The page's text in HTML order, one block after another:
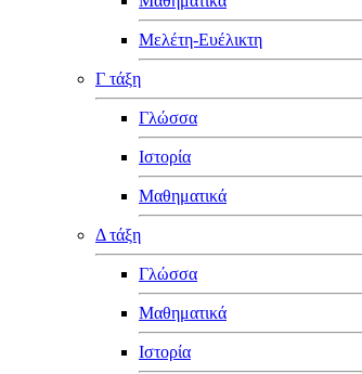
Μελέτη-Ευέλικτη
Γ τάξη
Γλώσσα
Ιστορία
Μαθηματικά
Δ τάξη
Γλώσσα
Μαθηματικά
Ιστορία